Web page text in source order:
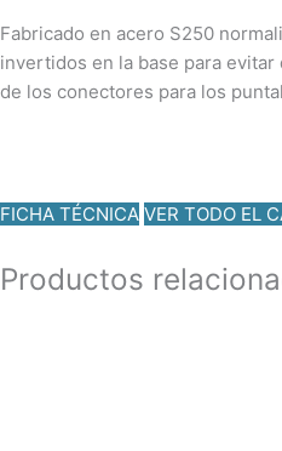
Fabricado en acero S250
invertidos en la base para
de los conectores para los
FICHA TÉCNICA VER TODO EL
Productos